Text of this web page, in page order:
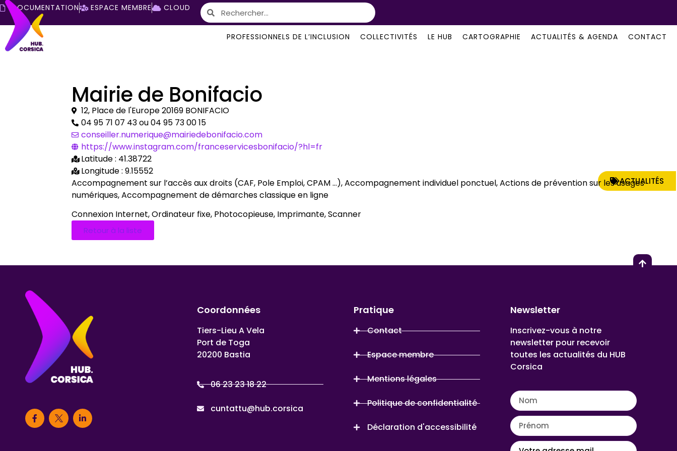
DOCUMENTATION ESPACE MEMBRE CLOUD
PROFESSIONNELS DE L’INCLUSION COLLECTIVITÉS LE HUB CARTOGRAPHIE ACTUALITÉS & AGENDA CONTACT
ACTUALITÉS
Mairie de Bonifacio
12, Place de l'Europe 20169 BONIFACIO
04 95 71 07 43 ou 04 95 73 00 15
conseiller.numerique@mairiedebonifacio.com
https://www.instagram.com/franceservicesbonifacio/?hl=fr
Latitude : 41.38722
Longitude : 9.15552
Accompagnement sur l’accès aux droits (CAF, Pole Emploi, CPAM …), Accompagnement individuel ponctuel, Actions de prévention sur les usages
numériques, Accompagnement de démarches classique en ligne
Connexion Internet, Ordinateur fixe, Photocopieuse, Imprimante, Scanner
Retour à la liste
Coordonnées
Tiers-Lieu A Vela
Port de Toga
20200 Bastia
06 23 23 18 22
cuntattu@hub.corsica
Pratique
Contact
Espace membre
Mentions légales
Politique de confidentialité
Déclaration d'accessibilité
Newsletter
Inscrivez-vous à notre
newsletter pour recevoir
toutes les actualités du HUB
Corsica